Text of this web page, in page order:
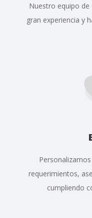
Nuestro equipo de
gran experiencia y
requerimientos,
cumpliendo